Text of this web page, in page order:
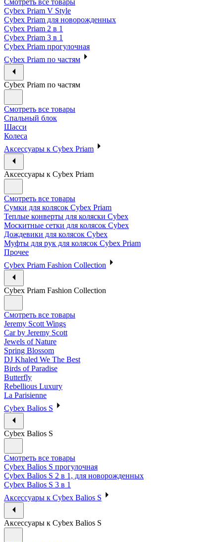
Cybex Priam V Style
Cybex Priam для новорожденных
Cybex Priam 2 в 1
Cybex Priam 3 в 1
Cybex Priam прогулочная
Cybex Priam по частям
Cybex Priam по частям
Смотреть все товары
Спальный блок
Шасси
Колеса
Аксессуары к Cybex Priam
Аксессуары к Cybex Priam
Смотреть все товары
Сумки для колясок Cybex Priam
Теплые конверты для коляски Cybex
Москитные сетки для колясок Cybex
Дождевики для колясок Cybex
Муфты для рук для колясок Cybex Priam
Прочее
Cybex Priam Fashion Collection
Cybex Priam Fashion Collection
Смотреть все товары
Jeremy Scott Wings
Car by Jeremy Scott
Jewels of Nature
Spring Blossom
DJ Khaled We The Best
Birds of Paradise
Butterfly
Rebellious Luxury
La Parisienne
Cybex Balios S
Cybex Balios S
Смотреть все товары
Cybex Balios S прогулочная
Cybex Balios S 2 в 1, для новорожденных
Cybex Balios S 3 в 1
Аксессуары к Cybex Balios S
Аксессуары к Cybex Balios S